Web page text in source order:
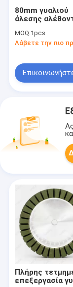
80mm γυαλιού
άλεσης
τροχών
για τη διπλή
MOQ:1pcs
Πλήρης
επεξεργασία